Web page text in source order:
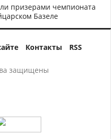
призерами чемпионата
Базеле
Контакты RSS
защищены